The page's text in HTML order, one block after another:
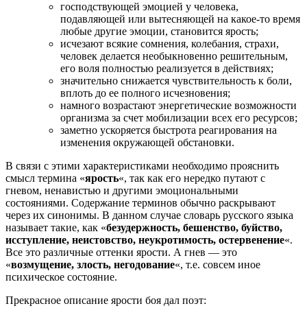
господствующей эмоцией у человека,
подавляющей или вытесняющей на какое-то время
любые другие эмоции, становится ярость;
исчезают всякие сомнения, колебания, страхи,
человек делается необыкновенно решительным,
его воля полностью реализуется в действиях;
значительно снижается чувствительность к боли,
вплоть до ее полного исчезновения;
намного возрастают энергетические возможности
организма за счет мобилизации всех его ресурсов;
заметно ускоряется быстрота реагирования на
изменения окружающей обстановки.
В связи с этими характеристиками необходимо прояснить
смысл термина «ярость«, так как его нередко путают с
гневом, ненавистью и другими эмоциональными
состояниями. Содержание терминов обычно раскрывают
через их синонимы. В данном случае словарь русского языка
называет такие, как «безудержность, бешенство, буйство,
исступление, неистовство, неукротимость, остервенение«.
Все это различные оттенки ярости. А гнев — это
«возмущение, злость, негодование«, т.е. совсем иное
психическое состояние.
Прекрасное описание ярости боя дал поэт: